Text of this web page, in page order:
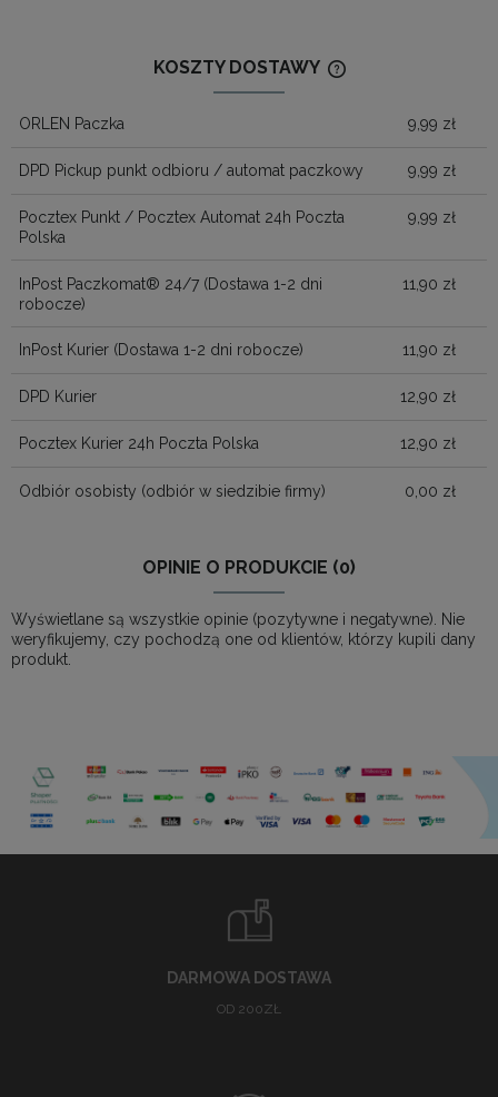
KOSZTY DOSTAWY
ORLEN Paczka 9,99 zł
DPD Pickup punkt odbioru / automat paczkowy 9,99 zł
Pocztex Punkt / Pocztex Automat 24h Poczta
Polska
9,99 zł
InPost Paczkomat® 24/7 (Dostawa 1-2 dni
robocze)
11,90 zł
InPost Kurier (Dostawa 1-2 dni robocze) 11,90 zł
DPD Kurier 12,90 zł
Pocztex Kurier 24h Poczta Polska 12,90 zł
Odbiór osobisty (odbiór w siedzibie firmy) 0,00 zł
OPINIE O PRODUKCIE (0)
Wyświetlane są wszystkie opinie (pozytywne i negatywne). Nie
weryfikujemy, czy pochodzą one od klientów, którzy kupili dany
produkt.
DARMOWA DOSTAWA
OD 200ZŁ